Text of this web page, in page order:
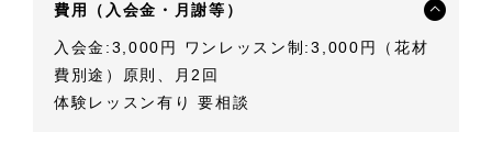
費用（入会金・月謝等）
入会金:3,000円 ワンレッスン制:3,000円（花材
費別途）原則、月2回
体験レッスン有り 要相談